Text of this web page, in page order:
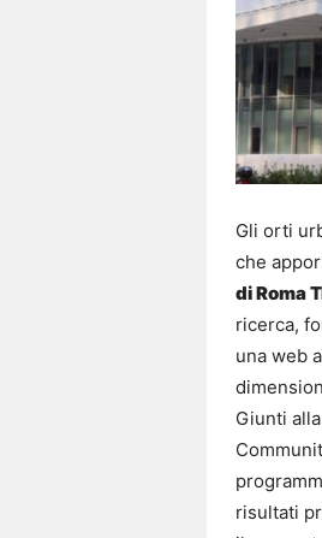
Gli orti
che
di Roma
ricerca,
una web
Giunti
risultati